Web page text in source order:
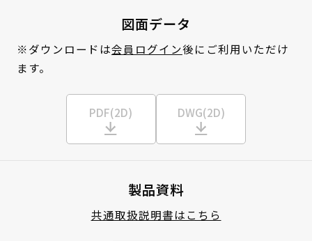
図面データ
※ダウンロードは会員ログイン後にご利用いただけ
ます。
PDF(2D) DWG(2D)
製品資料
共通取扱説明書はこちら